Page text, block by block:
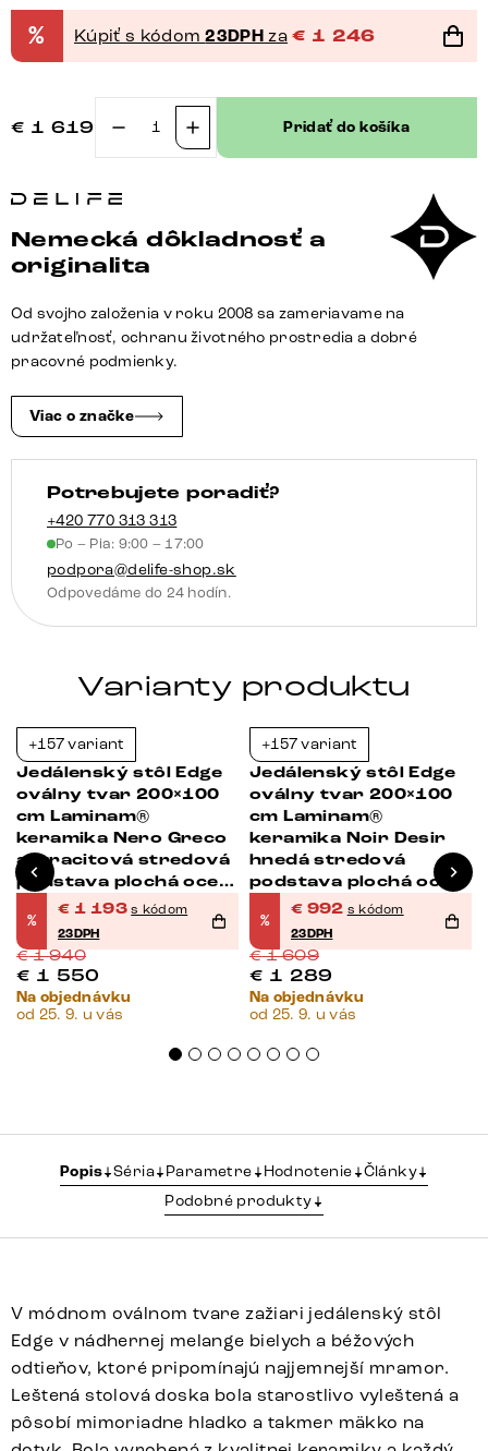
% Kúpiť s kódom23DPH za € 1 246
€ 1 619
množstvo
stôl
zaoblený
tvar
200x100
keramika
Minas
bielo-
béžová
Spider
plochá
oceľ
nerezová
oceľ
Pridať do košíka
Nemecká dôkladnosť a
originalita
Od svojho založenia v roku 2008 sa zameriavame na
udržateľnosť, ochranu životného prostredia a dobré
pracovné podmienky.
Viac o značke
Potrebujete poradiť?
+420 770 313 313
Po – Pia: 9:00 – 17:00
podpora@delife-shop.sk
Odpovedáme do 24 hodín.
Varianty produktu
+157 variant
Jedálenský stôl Edge
oválny tvar 200×100
cm Laminam®
keramika Nero Greco
antracitová stredová
podstava plochá oceľ
čierna
%
€ 1 193 s kódom
23DPH
€1 940
€ 1 550
Na objednávku
od 25. 9. u vás
+157 variant
Jedálenský stôl Edge
oválny tvar 200×100
cm Laminam®
keramika Noir Desir
hnedá stredová
podstava plochá oceľ
čierna
%
€ 992 s kódom
23DPH
€1 609
€ 1 289
Na objednávku
od 25. 9. u vás
Popis Séria Parametre Hodnotenie
Články
Podobné produkty
V módnom oválnom tvare zažiari jedálenský stôl
Edge v nádhernej melange bielych a béžových
odtieňov, ktoré pripomínajú najjemnejší mramor.
Leštená stolová doska bola starostlivo vyleštená a
pôsobí mimoriadne hladko a takmer mäkko na